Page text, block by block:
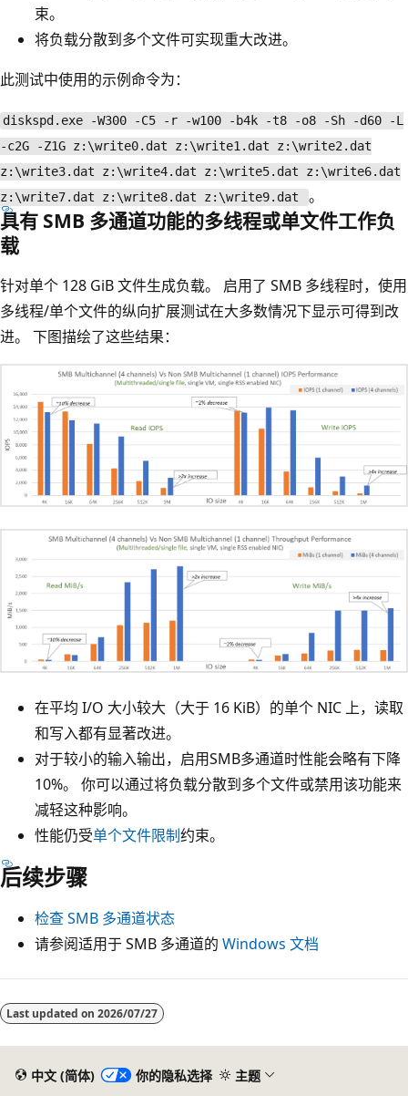
束。
将负载分散到多个文件可实现重大改进。
此测试中使用的示例命令为：
diskspd.exe -W300 -C5 -r -w100 -b4k -t8 -o8 -Sh -d60 -L
-c2G -Z1G z:\write0.dat z:\write1.dat z:\write2.dat
z:\write3.dat z:\write4.dat z:\write5.dat z:\write6.dat
z:\write7.dat z:\write8.dat z:\write9.dat
。
具有 SMB 多通道功能的多线程或单文件工作负
载
针对单个 128 GiB 文件生成负载。 启用了 SMB 多线程时，使用
多线程/单个文件的纵向扩展测试在大多数情况下显示可得到改
进。 下图描绘了这些结果：
在平均 I/O 大小较大（大于 16 KiB）的单个 NIC 上，读取
和写入都有显著改进。
对于较小的输入输出，启用SMB多通道时性能会略有下降
10%。 你可以通过将负载分散到多个文件或禁用该功能来
减轻这种影响。
性能仍受单个文件限制约束。
后续步骤
检查 SMB 多通道状态
请参阅适用于 SMB 多通道的 Windows 文档
Last updated on 2026/07/27
中文 (简体) 你的隐私选择 主题